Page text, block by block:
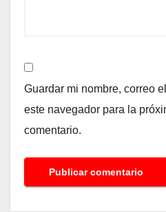
Guardar mi nombre, correo
este navegador para la
comentario.